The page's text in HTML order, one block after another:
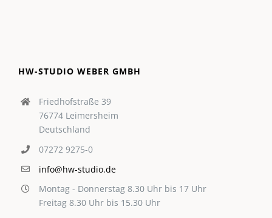
HW-STUDIO WEBER GMBH
Friedhofstraße 39
76774 Leimersheim
Deutschland
07272 9275-0
info@hw-studio.de
Montag - Donnerstag 8.30 Uhr bis 17 Uhr
Freitag 8.30 Uhr bis 15.30 Uhr